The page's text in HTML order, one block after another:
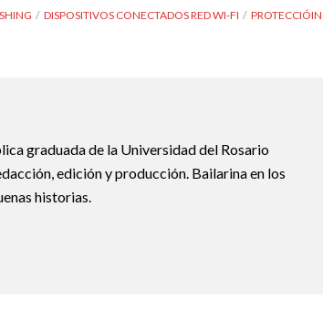
DISPOSITIVOS CONECTADOS RED WI-FI
PROTECCIÓIN
graduada de la Universidad del Rosario
edición y producción. Bailarina en los
historias.